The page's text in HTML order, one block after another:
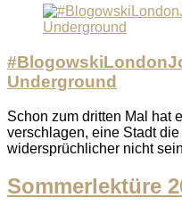
Underground
Schon zum dritten Mal hat
verschlagen, eine Stadt
widersprüchlicher nicht
Sommerlektüre